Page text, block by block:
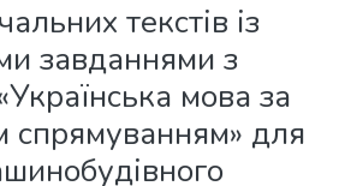
текстів із
завданнями з
мова за
спрямуванням» для